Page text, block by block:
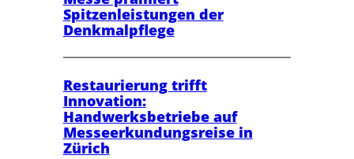
Spitzenleistungen der
Denkmalpflege
Restaurierung trifft
Innovation:
Handwerksbetriebe auf
Messeerkundungsreise in
Zürich